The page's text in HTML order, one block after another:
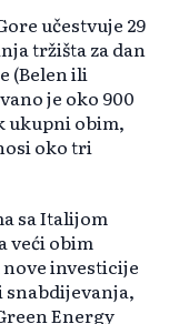
učestvuje 29
tržišta za dan
(Belen ili
je oko 900
ukupni obim,
oko tri
sa Italijom
veći obim
investicije
Energy